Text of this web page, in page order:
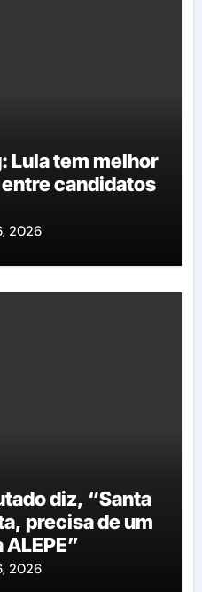
Lula tem melhor
candidatos
2026
diz, “Santa
precisa de um
2026